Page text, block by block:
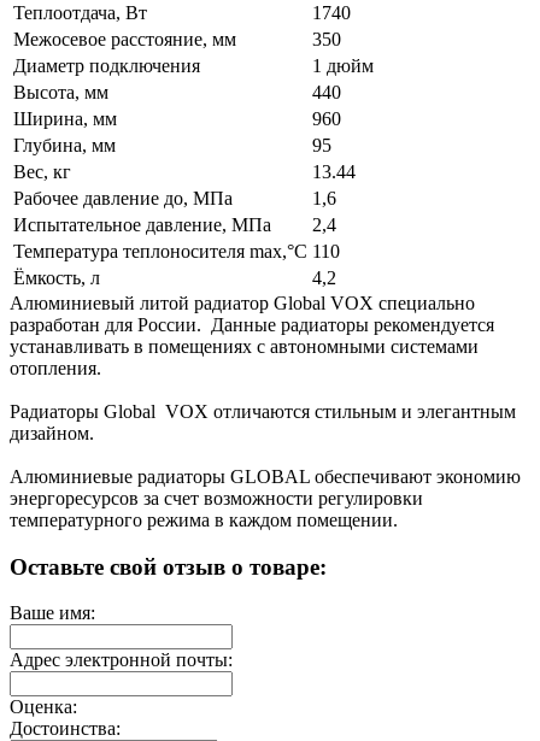
Теплоотдача, Вт
1740
Межосевое расстояние, мм
350
Диаметр подключения
1 дюйм
Высота, мм
440
Ширина, мм
960
Глубина, мм
95
Вес, кг
13.44
Рабочее давление до, МПа
1,6
Испытательное давление, МПа
2,4
Температура теплоносителя max,°С 110
Ёмкость, л
4,2
Алюминиевый литой радиатор Global VOX специально
разработан для России. Данные радиаторы рекомендуется
устанавливать в помещениях с автономными системами
отопления.
Радиаторы Global VOX отличаются стильным и элегантным
дизайном.
Алюминиевые радиаторы GLOBAL обеспечивают экономию
энергоресурсов за счет возможности регулировки
температурного режима в каждом помещении.
Оставьте свой отзыв о товаре:
Ваше имя:
Адрес электронной почты:
Оценка:
Достоинства: